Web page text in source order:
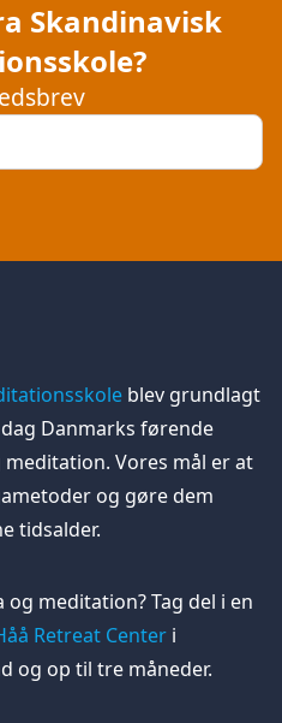
Skandinavisk
blev grundlagt
Danmarks førende
Vores mål er at
og gøre dem
tidsalder.
meditation? Tag del i en
Retreat Center i
og op til tre måneder.